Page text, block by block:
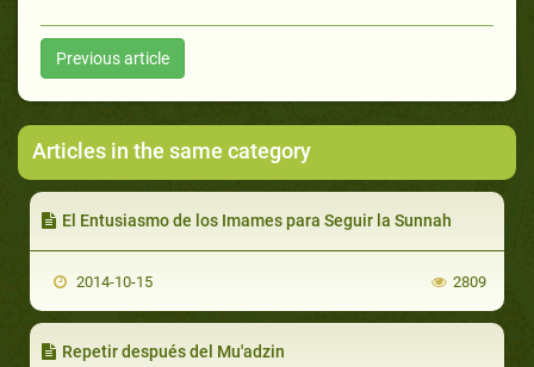
Previous article
Articles in the same category
El Entusiasmo de los Imames para Seguir la Sunnah
2014-10-15 2809
Repetir después del Mu'adzin